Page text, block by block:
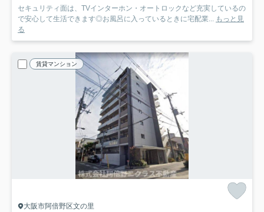
セキュリティ面は、TVインターホン・オートロックなど充実しているの
で安心して生活できます◎お風呂に入っているときに宅配業... もっと見
る
賃貸マンション
大阪市阿倍野区文の里